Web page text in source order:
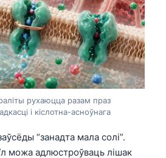
рухаюцца разам праз
і кіслотна-асноўнага
“занадта мала солі”.
можа адлюстроўваць лішак